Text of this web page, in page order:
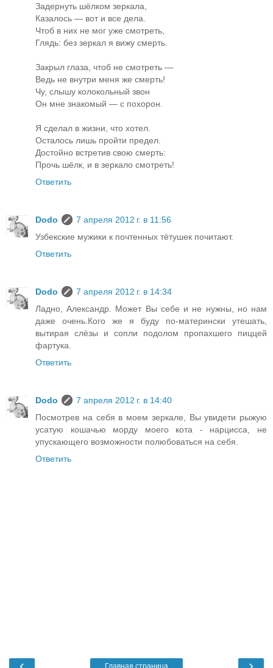
Задернуть шёлком зеркала,
Казалось — вот и все дела.
Чтоб в них не мог уже смотреть,
Глядь: без зеркал я вижу смерть.
Закрыл глаза, чтоб не смотреть —
Ведь не внутри меня же смерть!
Чу, слышу колокольный звон
Он мне знакомый — с похорон.
Я сделал в жизни, что хотел.
Осталось лишь пройти предел.
Достойно встретив свою смерть:
Прочь шёлк, и в зеркало смотреть!
Ответить
Dodo
7 апреля 2012 г. в 11:56
Узбекские мужики к почтенных тётушек почитают.
Ответить
Dodo
7 апреля 2012 г. в 14:34
Ладно, Александр. Может Вы себе и не нужны, но нам
даже очень.Кого же я буду по-матерински утешать,
вытирая слёзы и сопли подолом пропахшего пиццей
фартука.
Ответить
Dodo
7 апреля 2012 г. в 14:40
Посмотрев на себя в моем зеркале, Вы увидети рыжую
усатую кошачью морду моего кота - нарцисса, не
упускающего возможности полюбоваться на себя.
Ответить